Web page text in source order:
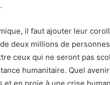
il faut ajouter leur
deux millions de
ceux qui ne seront pas
humanitaire. Quel